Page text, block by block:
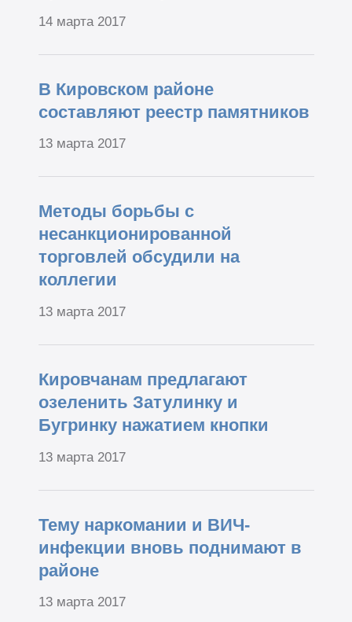
14 марта 2017
В Кировском районе
составляют реестр памятников
13 марта 2017
Методы борьбы с
несанкционированной
торговлей обсудили на
коллегии
13 марта 2017
Кировчанам предлагают
озеленить Затулинку и
Бугринку нажатием кнопки
13 марта 2017
Тему наркомании и ВИЧ-
инфекции вновь поднимают в
районе
13 марта 2017